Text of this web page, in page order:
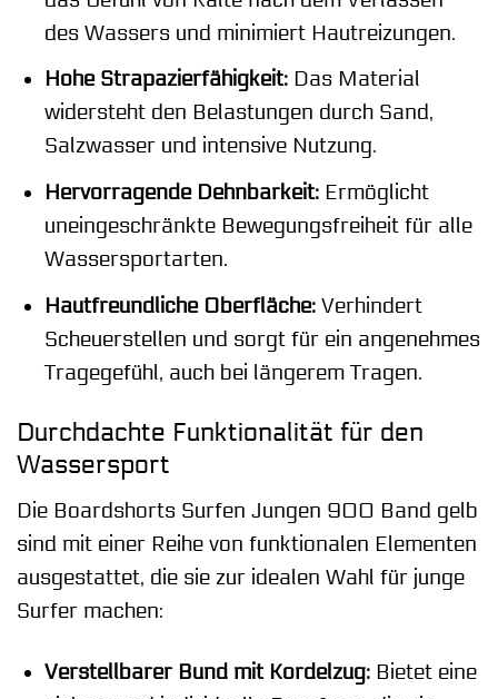
des Wassers und minimiert Hautreizungen.
Hohe Strapazierfähigkeit:Das Material
widersteht den Belastungen durch Sand,
Salzwasser und intensive Nutzung.
Hervorragende Dehnbarkeit:Ermöglicht
uneingeschränkte Bewegungsfreiheit für alle
Wassersportarten.
Hautfreundliche Oberfläche:Verhindert
Scheuerstellen und sorgt für ein angenehmes
Tragegefühl, auch bei längerem Tragen.
Durchdachte Funktionalität für den
Wassersport
Die Boardshorts Surfen Jungen 900 Band gelb
sind mit einer Reihe von funktionalen Elementen
ausgestattet, die sie zur idealen Wahl für junge
Surfer machen:
Verstellbarer Bund mit Kordelzug:Bietet eine